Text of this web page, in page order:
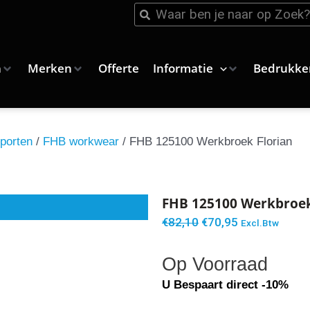
Zoeken
Zoeken
Merken Offerte Informatie
/ FHB workwear/ FHB 125100 Werkbroek Florian
FHB 125100
€82,10 Oorspronkelijke
was:
€82,10.
€70,95 Huidige
is:
€70,95.
Excl.Btw
Op Voorraad
U Bespaart direct -10%